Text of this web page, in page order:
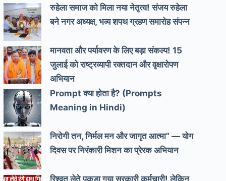
रुहेला समाज को मिला नया नेतृत्व! संजय रुहेला
बने नगर अध्यक्ष, भव्य शपथ ग्रहण समारोह संपन्न
मानवता और पर्यावरण के लिए बड़ा संकल्प! 15
जुलाई को राष्ट्रव्यापी रक्तदान और वृक्षारोपण
अभियान
Prompt क्या होता है? (Prompts
Meaning in Hindi)
निरोगी तन, निर्मल मन और जागृत आत्मा” — योग
दिवस पर निरंकारी मिशन का प्रेरक अभियान